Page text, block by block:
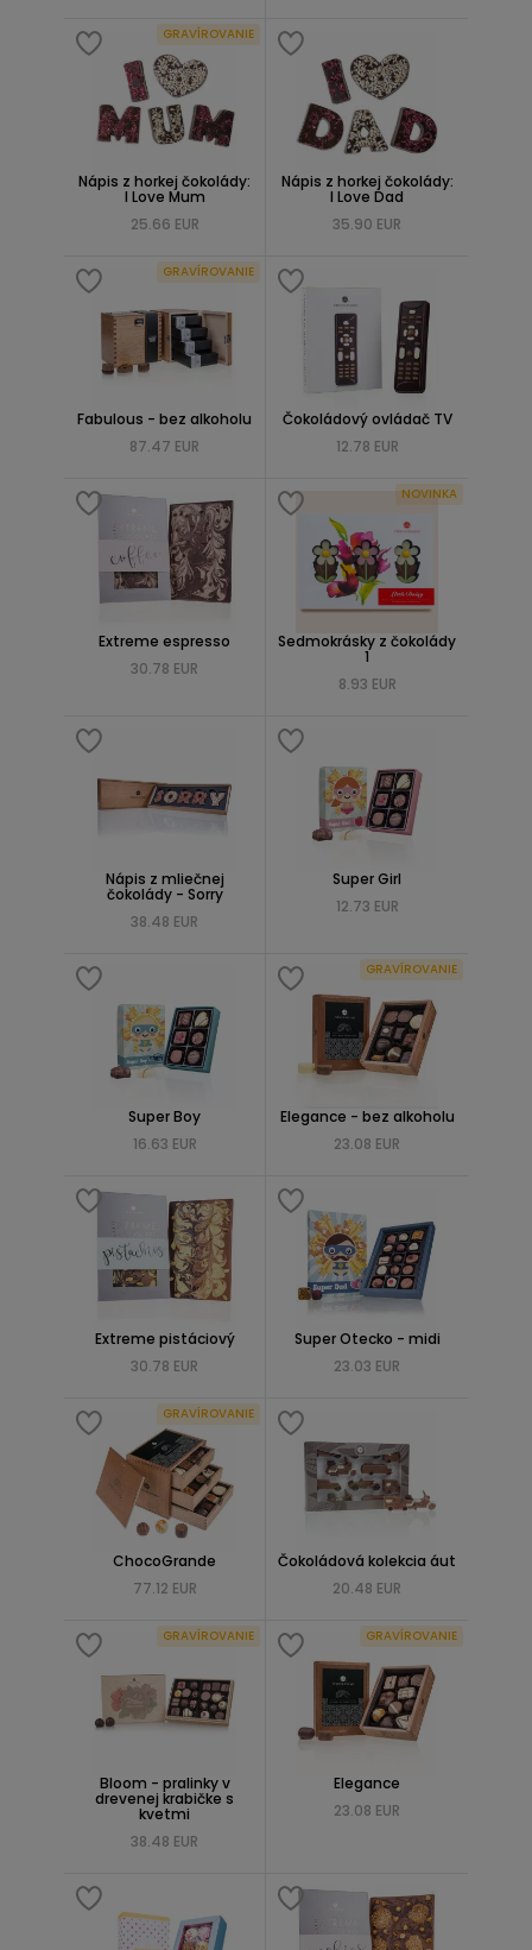
GRAVÍROVANIE
Nápis z horkej čokolády:
I Love Mum
25.66 EUR
Nápis z horkej čokolády:
I Love Dad
35.90 EUR
GRAVÍROVANIE
Fabulous - bez alkoholu
87.47 EUR
Čokoládový ovládač TV
12.78 EUR
Extreme espresso
30.78 EUR
NOVINKA
Sedmokrásky z čokolády
1
8.93 EUR
Nápis z mliečnej
čokolády - Sorry
38.48 EUR
Super Girl
12.73 EUR
Super Boy
16.63 EUR
GRAVÍROVANIE
Elegance - bez alkoholu
23.08 EUR
Extreme pistáciový
30.78 EUR
Super Otecko - midi
23.03 EUR
GRAVÍROVANIE
ChocoGrande
77.12 EUR
Čokoládová kolekcia áut
20.48 EUR
GRAVÍROVANIE
Bloom - pralinky v
drevenej krabičke s
kvetmi
38.48 EUR
GRAVÍROVANIE
Elegance
23.08 EUR